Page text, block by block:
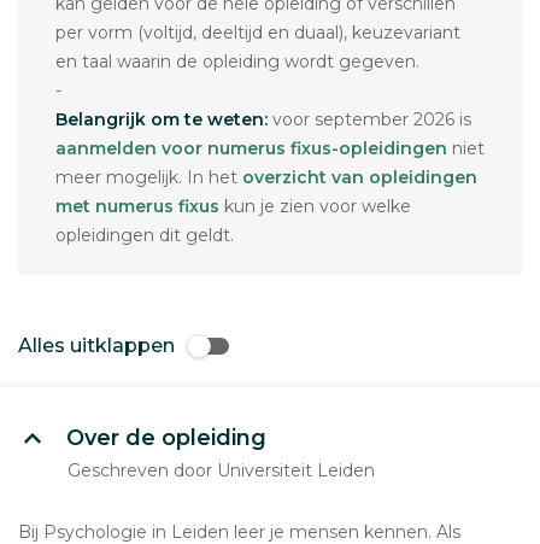
per vorm (voltijd, deeltijd en duaal), keuzevariant
en taal waarin de opleiding wordt gegeven.
-
Belangrijk om te weten: voor september 2026 is
aanmelden voor numerus fixus-opleidingen niet
meer mogelijk. In het overzicht van opleidingen
met numerus fixus kun je zien voor welke
opleidingen dit geldt.
Alles uitklappen
Over de opleiding
Geschreven door Universiteit Leiden
Bij Psychologie in Leiden leer je mensen kennen. Als